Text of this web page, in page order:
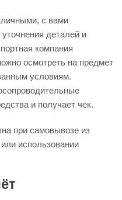
с вами
деталей и
компания
осмотреть на предмет
условиям.
и получает чек.
при самовывозе из
использовании